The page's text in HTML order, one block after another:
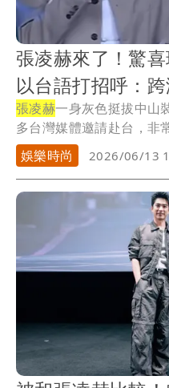
張凌赫來了！驚
以台語打招呼：
張凌赫一身灰色挺拔中山
多台灣媒體邀請赴台，非
音樂...
娛樂時尚 2026/06/13